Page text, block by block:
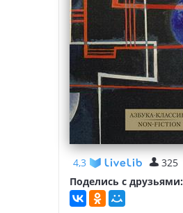
4,3 325
Поделись с друзьями: